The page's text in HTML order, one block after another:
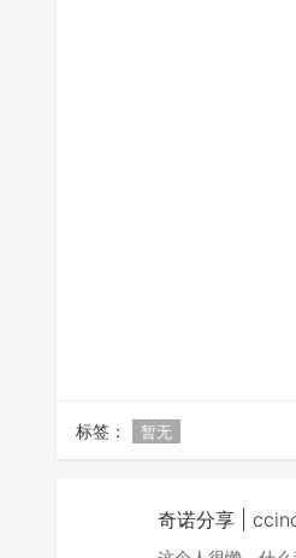
标签： 暂无
奇诺分享 |